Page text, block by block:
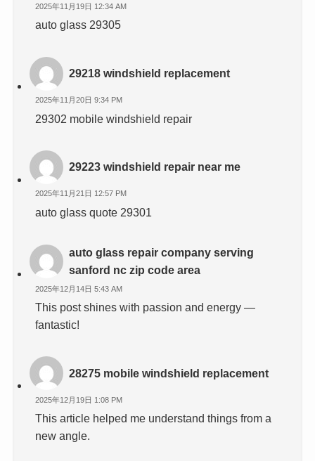
2025年11月19日 12:34 AM
auto glass 29305
29218 windshield replacement
2025年11月20日 9:34 PM
29302 mobile windshield repair
29223 windshield repair near me
2025年11月21日 12:57 PM
auto glass quote 29301
auto glass repair company serving
sanford nc zip code area
2025年12月14日 5:43 AM
This post shines with passion and energy —
fantastic!
28275 mobile windshield replacement
2025年12月19日 1:08 PM
This article helped me understand things from a
new angle.